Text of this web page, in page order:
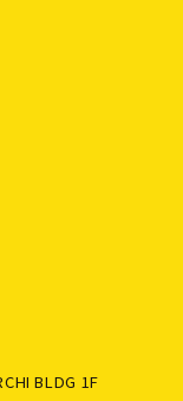
BLDG 1F